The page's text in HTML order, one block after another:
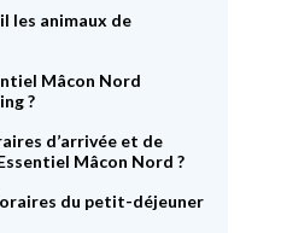
les animaux de
Mâcon Nord
?
d’arrivée et de
Mâcon Nord ?
du petit-déjeuner